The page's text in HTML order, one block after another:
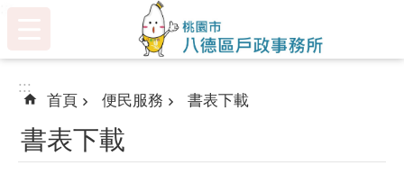
:::
首頁 便民服務 書表下載
書表下載